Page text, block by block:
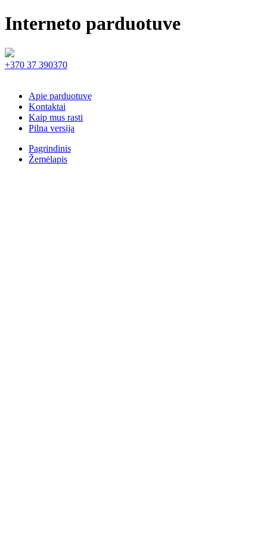
Interneto parduotuve
+370 37 390370
Apie parduotuvę
Kontaktai
Kaip mus rasti
Pilna versija
Pagrindinis
Žemėlapis